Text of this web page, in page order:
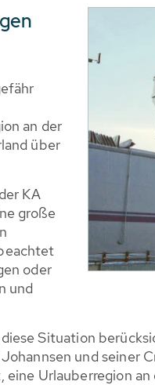
an der
über
KA
große
oder
und
Situation
und seiner
Urlauberregion